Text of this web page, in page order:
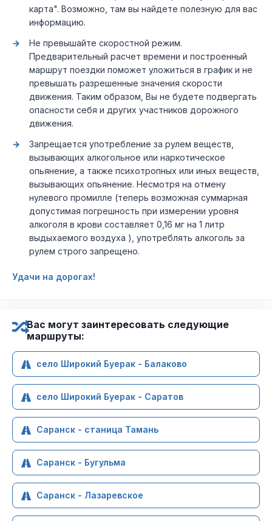
карта". Возможно, там вы найдете полезную для вас
информацию.
Не превышайте скоростной режим.
Предварительный расчет времени и построенный
маршрут поездки поможет уложиться в график и не
превышать разрешенные значения скорости
движения. Таким образом, Вы не будете подвергать
опасности себя и других участников дорожного
движения.
Запрещается употребление за рулем веществ,
вызывающих алкогольное или наркотическое
опьянение, а также психотропных или иных веществ,
вызывающих опьянение. Несмотря на отмену
нулевого промилле (теперь возможная суммарная
допустимая погрешность при измерении уровня
алкоголя в крови составляет 0,16 мг на 1 литр
выдыхаемого воздуха ), употреблять алкоголь за
рулем строго запрещено.
Удачи на дорогах!
Вас могут заинтересовать следующие
маршруты:
село Широкий Буерак - Балаково
село Широкий Буерак - Саратов
Саранск - станица Тамань
Саранск - Бугульма
Саранск - Лазаревское